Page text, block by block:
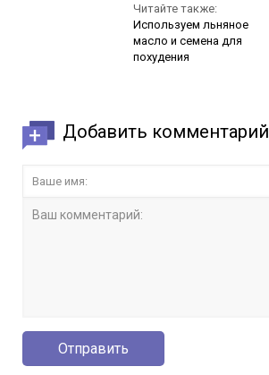
Читайте также:
Используем льняное
масло и семена для
похудения
Добавить комментарий